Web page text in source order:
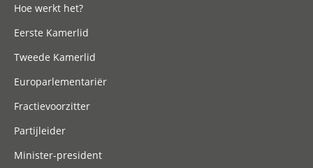
Hoe werkt het?
Eerste Kamerlid
Tweede Kamerlid
Europarlementariër
Fractievoorzitter
Partijleider
Minister-president